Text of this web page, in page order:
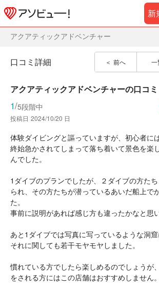
新
アクアティックアドベンチャー
前へ 一
口コミ詳細
アクアティックアドベンチャーの口コミ
1/5段階中
投稿日 2024/10/20 日
体験ダイビングと謳っていますが、初心者に
終始急かされてしまって落ち着いて景色を楽
んでした。
1ダイブのプランでしたが、２ダイブの方た
られ、その方たちが潜っているあいだ船上で
た。
事前に説明があれば感じ方も違ったかなと思
あと1ダイブでは写真に写っているような洞窟
それに関しても若干モヤモヤしました。
慣れている方でしたら楽しめるのでしょうが
をされる方にはこの店舗はおすすめしません。